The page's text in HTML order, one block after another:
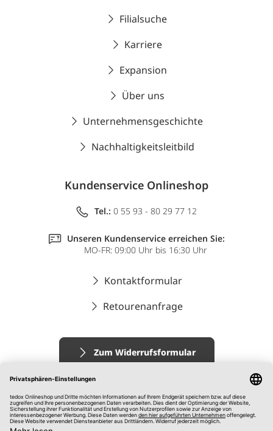
Filialsuche
Karriere
Expansion
Über uns
Unternehmensgeschichte
Nachhaltigkeitsleitbild
Kundenservice Onlineshop
Tel.: 0 55 93 - 80 29 77 12
Unseren Kundenservice erreichen Sie:
MO-FR: 09:00 Uhr bis 16:30 Uhr
Kontaktformular
Retourenanfrage
Zum Widerrufsformular
Impressum
AGB